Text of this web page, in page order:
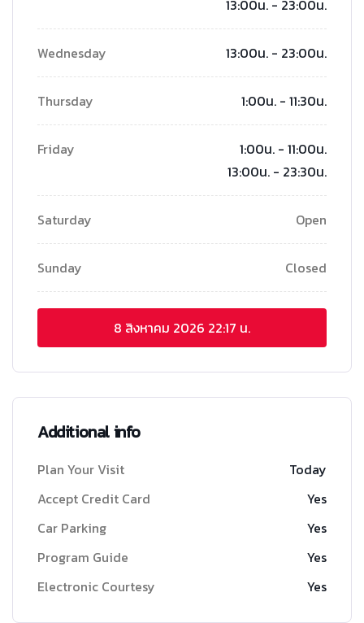
13:00น. - 23:00น.
Wednesday 13:00น. - 23:00น.
Thursday 1:00น. - 11:30น.
Friday
1:00น. - 11:00น.
13:00น. - 23:30น.
Saturday Open
Sunday Closed
8 สิงหาคม 2026 22:17 น.
Additional info
Plan Your Visit
Today
Accept Credit Card
Yes
Car Parking
Yes
Program Guide
Yes
Electronic Courtesy
Yes